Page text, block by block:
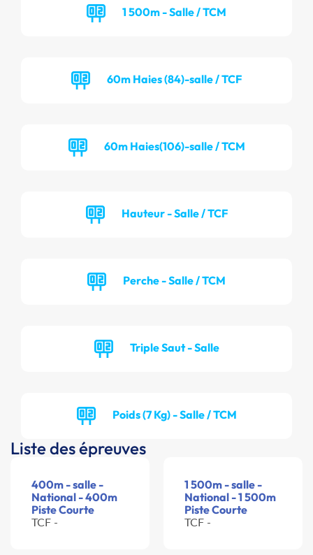
1 500m - Salle / TCM
60m Haies (84)-salle / TCF
60m Haies(106)-salle / TCM
Hauteur - Salle / TCF
Perche - Salle / TCM
Triple Saut - Salle
Poids (7 Kg) - Salle / TCM
Liste des épreuves
400m - salle -
National - 400m
Piste Courte
TCF -
1 500m - salle -
National - 1 500m
Piste Courte
TCF -